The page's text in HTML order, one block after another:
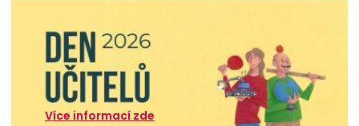
Více informací zde